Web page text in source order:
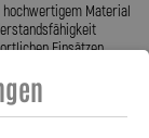
Material
Einsätzen.
2 Stahlflex
unschätzbarem